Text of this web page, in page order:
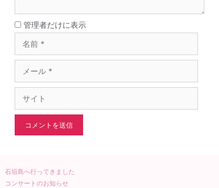
管理者だけに表示名
前
ル
ト
石垣島へ行ってきました
コンサートのお知らせ